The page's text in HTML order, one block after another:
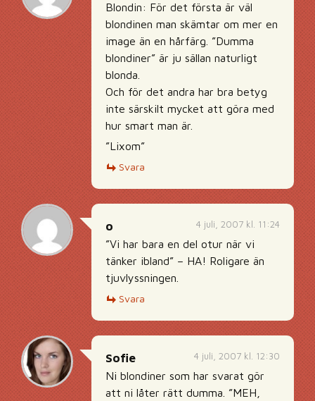
Blondin: För det första är väl
blondinen man skämtar om mer en
image än en hårfärg. ”Dumma
blondiner” är ju sällan naturligt
blonda.
Och för det andra har bra betyg
inte särskilt mycket att göra med
hur smart man är.
”Lixom”
Svara
4 juli, 2007 kl. 11:24
o
”Vi har bara en del otur när vi
tänker ibland” – HA! Roligare än
tjuvlyssningen.
Svara
4 juli, 2007 kl. 12:30
Sofie
Ni blondiner som har svarat gör
att ni låter rätt dumma. ”MEH,